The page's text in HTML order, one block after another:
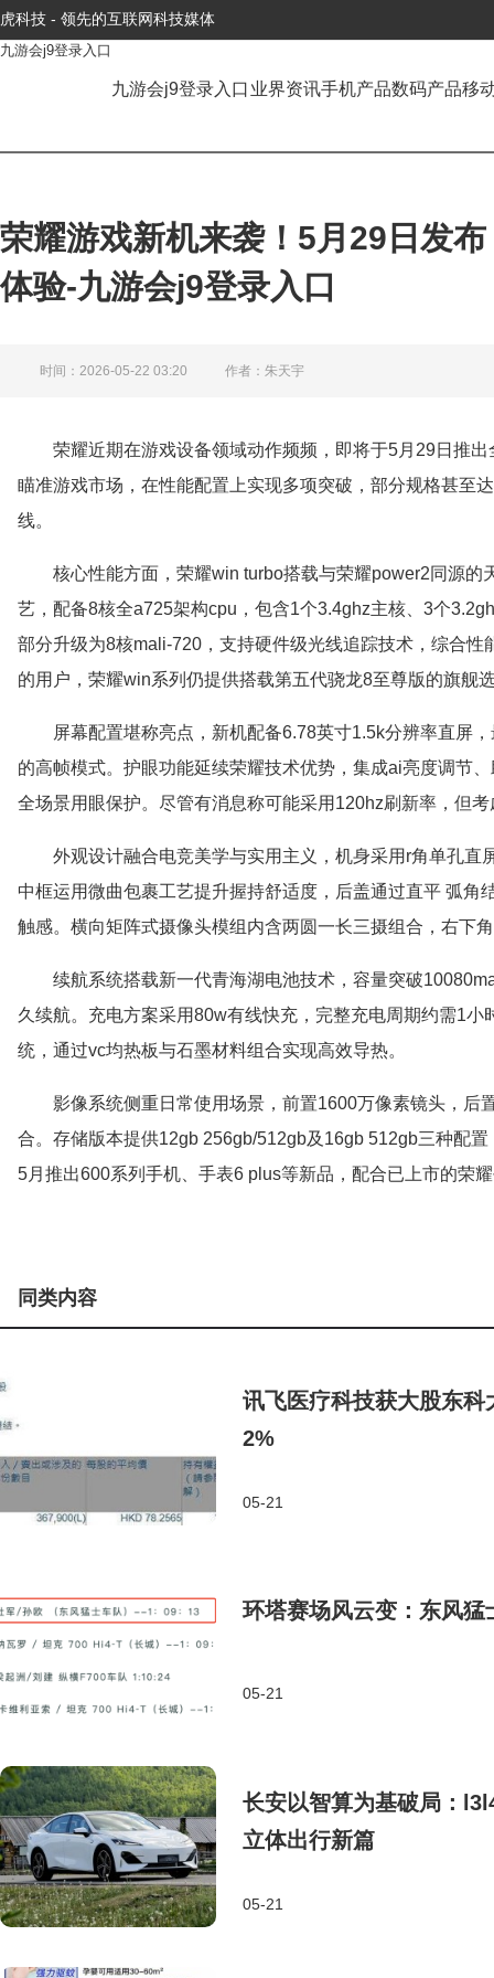
虎科技 - 领先的互联网科技媒体
九游会j9登录入口
九游会j9登录入口 业界资讯手机产品数码产品移
荣耀游戏新机来袭！5月29日发
体验-九游会j9登录入口
时间：2026-05-22 03:20 作者：朱天宇
荣耀近期在游戏设备领域动作频频，即将于5月29日推
瞄准游戏市场，在性能配置上实现多项突破，部分规格甚至
线。
核心性能方面，荣耀win turbo搭载与荣耀power2同源
艺，配备8核全a725架构cpu，包含1个3.4ghz主核、3个
部分升级为8核mali-720，支持硬件级光线追踪技术，综合
的用户，荣耀win系列仍提供搭载第五代骁龙8至尊版的旗舰
屏幕配置堪称亮点，新机配备6.78英寸1.5k分辨率直屏
的高帧模式。护眼功能延续荣耀技术优势，集成ai亮度调节
全场景用眼保护。尽管有消息称可能采用120hz刷新率，但
外观设计融合电竞美学与实用主义，机身采用r角单孔
中框运用微曲包裹工艺提升握持舒适度，后盖通过直平 弧角
触感。横向矩阵式摄像头模组内含两圆一长三摄组合，右下
续航系统搭载新一代青海湖电池技术，容量突破
久续航。充电方案采用80w有线快充，完整充电周期约需1
统，通过vc均热板与石墨材料组合实现高效导热。
影像系统侧重日常使用场景，前置1600万像素镜头，后
合。存储版本提供12gb 256gb/512gb及16gb 512gb三种配
5月推出600系列手机、手表6 plus等新品，配合已上市的荣
同类内容
讯飞医疗科技获大股东
2%
05-21
环塔赛场风云变：东风
05-21
长安以智算为基破局：
立体出行新篇
05-21